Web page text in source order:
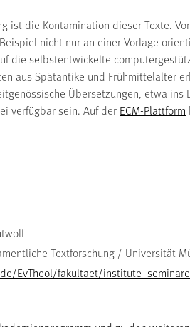
ist die Kontamination dieser Texte.
nicht nur an einer Vorlage
die selbstentwickelte
aus Spätantike und
Übersetzungen, etwa
verfügbar sein. Auf der ECM-Plattform
Textforschung / Universität
EvTheol/fakultaet/